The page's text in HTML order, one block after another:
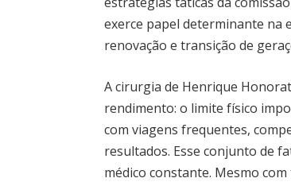
exerce papel determinante na
renovação e transição de
A cirurgia de Henrique
rendimento: o limite físico
com viagens frequentes,
resultados. Esse conjunto de
médico constante. Mesmo